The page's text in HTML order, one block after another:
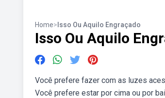
Home> Isso Ou Aquilo Engraçado
Isso Ou Aquilo
Você prefere fazer com as luzes
Você prefere estar por cima ou por